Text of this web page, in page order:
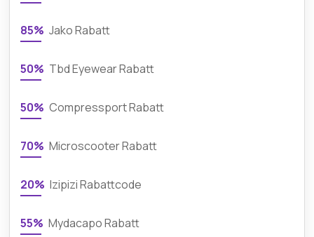
85% Jako Rabatt
50% Tbd Eyewear Rabatt
50% Compressport Rabatt
70% Microscooter Rabatt
20% Izipizi Rabattcode
55% Mydacapo Rabatt